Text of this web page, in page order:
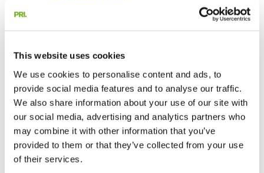
This website uses cookies
We use cookies to personalise content and ads, to
provide social media features and to analyse our traffic.
We also share information about your use of our site with
our social media, advertising and analytics partners who
may combine it with other information that you’ve
provided to them or that they’ve collected from your use
of their services.
FTP 2
FTP 2
FTP 2
Utbetalning FTP 2
Flexiblare regler för pensionsutbetalning
Pensionsförmåner FTP 2
Pensionsförmåner FTP 2
Pensionsförmåner FTP 2
Ålderspension FTP 2
Efterlevandepension FTP 2
Sjukpension FTP 2
Gå i pension FTP 2